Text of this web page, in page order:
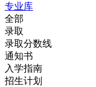
专业库
全部
录取
录取分数线
通知书
入学指南
招生计划